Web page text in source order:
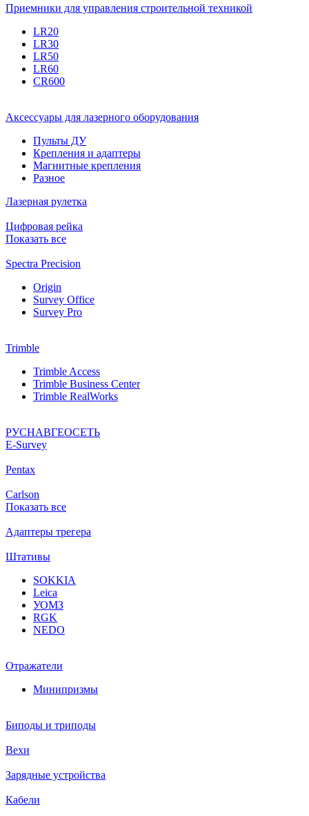
Приемники для управления строительной техникой
LR20
LR30
LR50
LR60
CR600
Аксессуары для лазерного оборудования
Пульты ДУ
Крепления и адаптеры
Магнитные крепления
Разное
Лазерная рулетка
Цифровая рейка
Показать все
Spectra Precision
Origin
Survey Office
Survey Pro
Trimble
Trimble Access
Trimble Business Center
Trimble RealWorks
РУСНАВГЕОСЕТЬ
Е-Survey
Pentax
Carlson
Показать все
Адаптеры трегера
Штативы
SOKKIA
Leica
УОМЗ
RGK
NEDO
Отражатели
Минипризмы
Биподы и триподы
Вехи
Зарядные устройства
Кабели